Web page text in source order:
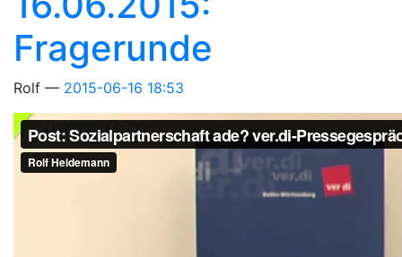
Fragerunde
Rolf 2015-06-16 18:53